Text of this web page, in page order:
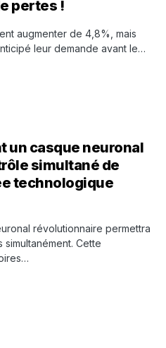
pertes !
augmenter de 4,8%, mais
leur demande avant le…
un casque neuronal
simultané de
technologique
révolutionnaire permettra
Cette